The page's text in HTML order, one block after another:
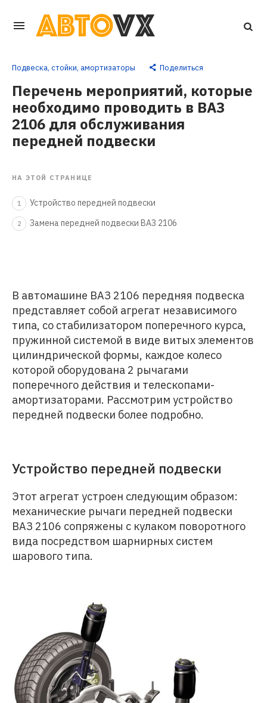
Перейти
контенту
Подвеска, стойки, амортизаторы Поделиться
Перечень мероприятий, которые
необходимо проводить в ВАЗ
2106 для обслуживания
передней подвески
НА ЭТОЙ СТРАНИЦЕ
1 Устройство передней подвески
2 Замена передней подвески ВАЗ 2106
В автомашине ВАЗ 2106 передняя подвеска
представляет собой агрегат независимого
типа, со стабилизатором поперечного курса,
пружинной системой в виде витых элементов
цилиндрической формы, каждое колесо
которой оборудована 2 рычагами
поперечного действия и телескопами-
амортизаторами. Рассмотрим устройство
передней подвески более подробно.
Устройство передней подвески
Этот агрегат устроен следующим образом:
механические рычаги передней подвески
ВАЗ 2106 сопряжены с кулаком поворотного
вида посредством шарнирных систем
шарового типа.